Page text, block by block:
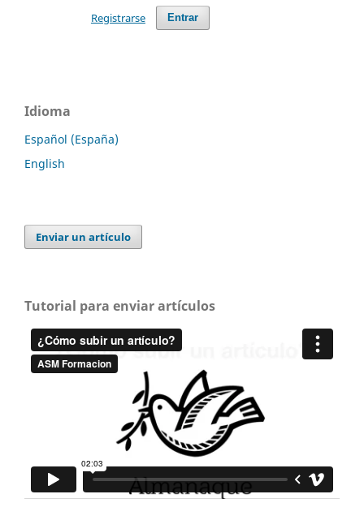
Entrar
Registrarse
Idioma
Español (España)
English
Enviar un artículo
Tutorial para enviar artículos